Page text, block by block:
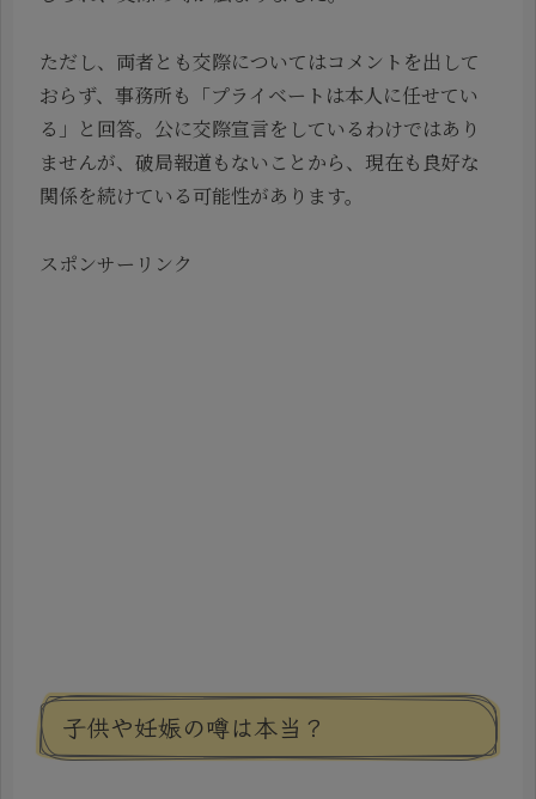
ただし、両者とも交際についてはコメントを出して
おらず、事務所も「プライベートは本人に任せてい
る」と回答。公に交際宣言をしているわけではあり
ませんが、破局報道もないことから、現在も良好な
関係を続けている可能性があります。
スポンサーリンク
子供や妊娠の噂は本当？